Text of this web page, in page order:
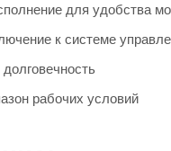
для удобства
к системе
рабочих условий